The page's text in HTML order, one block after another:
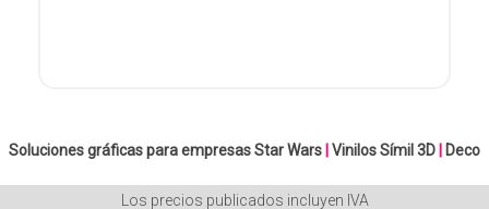
Soluciones gráficas para empresasStar Wars Vinilos Símil 3D Deco
Los precios publicados incluyen IVA